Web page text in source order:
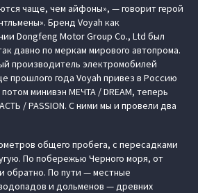
чаще, чем айфоны», — говорит герой
Бренд Voyah как
Dongfeng Motor Group Co., Ltd был
давно по меркам мирового автопрома.
производитель электромобилей
прошлого года Voyah привез в Россию
минивэн МЕЧТА / DREAM, теперь
/ PASSION. С ними мы и провели два
общего пробега, с пересадками
По побережью Черного моря, от
обратно. По пути — местные
и дольменов — древних